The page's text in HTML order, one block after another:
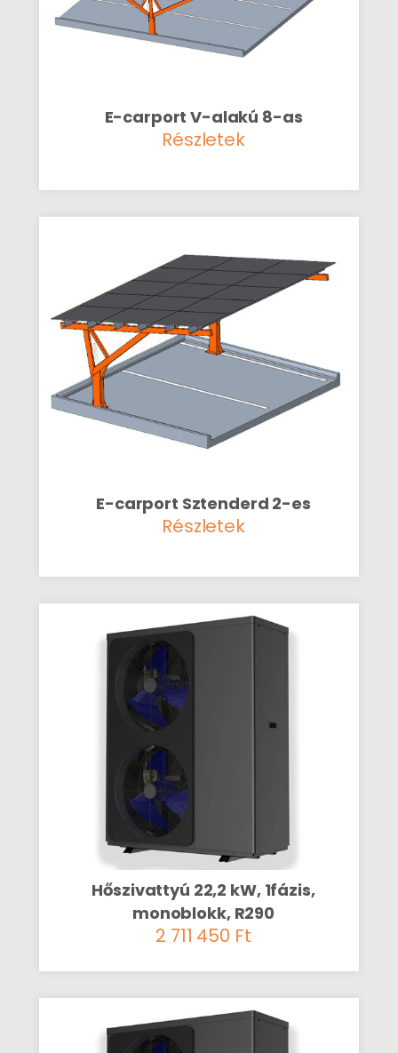
E-carport V-alakú 8-as
Részletek
E-carport Sztenderd 2-es
Részletek
Hőszivattyú 22,2 kW, 1fázis,
monoblokk, R290
2 711 450 Ft